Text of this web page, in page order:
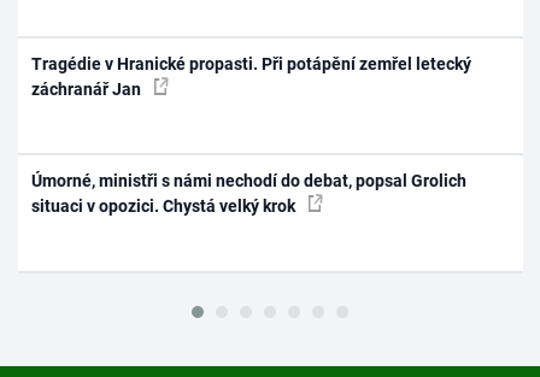
Tragédie v Hranické propasti. Při potápění zemřel letecký
záchranář Jan
Úmorné, ministři s námi nechodí do debat, popsal Grolich
situaci v opozici. Chystá velký krok